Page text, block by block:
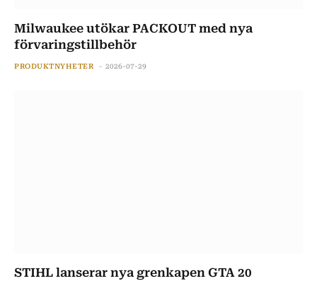
Milwaukee utökar PACKOUT med nya
förvaringstillbehör
PRODUKTNYHETER 2026-07-29
STIHL lanserar nya grenkapen GTA 20